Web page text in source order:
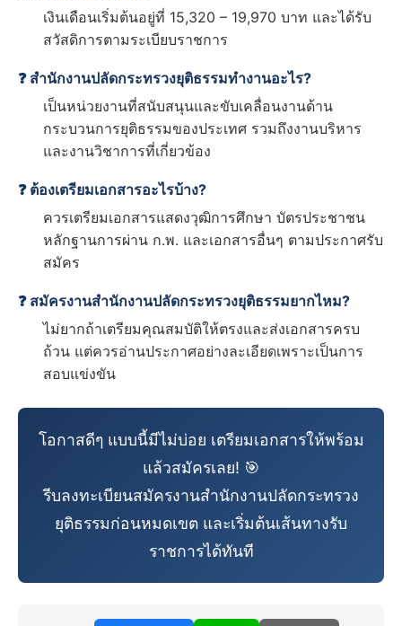
เงินเดือนเริ่มต้นอยู่ที่ 15,320 – 19,970 บาท และได้รับ
สวัสดิการตามระเบียบราชการ
❓ สำนักงานปลัดกระทรวงยุติธรรมทำงานอะไร?
เป็นหน่วยงานที่สนับสนุนและขับเคลื่อนงานด้าน
กระบวนการยุติธรรมของประเทศ รวมถึงงานบริหาร
และงานวิชาการที่เกี่ยวข้อง
❓ ต้องเตรียมเอกสารอะไรบ้าง?
ควรเตรียมเอกสารแสดงวุฒิการศึกษา บัตรประชาชน
หลักฐานการผ่าน ก.พ. และเอกสารอื่นๆ ตามประกาศรับ
สมัคร
❓ สมัครงานสำนักงานปลัดกระทรวงยุติธรรมยากไหม?
ไม่ยากถ้าเตรียมคุณสมบัติให้ตรงและส่งเอกสารครบ
ถ้วน แต่ควรอ่านประกาศอย่างละเอียดเพราะเป็นการ
สอบแข่งขัน
โอกาสดีๆ แบบนี้มีไม่บ่อย เตรียมเอกสารให้พร้อม
แล้วสมัครเลย! 🎯
รีบลงทะเบียนสมัครงานสำนักงานปลัดกระทรวง
ยุติธรรมก่อนหมดเขต และเริ่มต้นเส้นทางรับ
ราชการได้ทันที